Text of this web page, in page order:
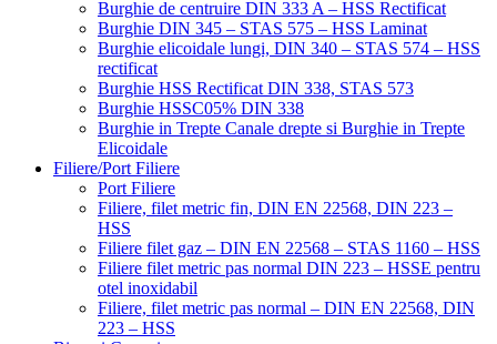
Burghie de centruire DIN 333 A – HSS Rectificat
Burghie DIN 345 – STAS 575 – HSS Laminat
Burghie elicoidale lungi, DIN 340 – STAS 574 – HSS
rectificat
Burghie HSS Rectificat DIN 338, STAS 573
Burghie HSSC05% DIN 338
Burghie in Trepte Canale drepte si Burghie in Trepte
Elicoidale
Filiere/Port Filiere
Port Filiere
Filiere, filet metric fin, DIN EN 22568, DIN 223 –
HSS
Filiere filet gaz – DIN EN 22568 – STAS 1160 – HSS
Filiere filet metric pas normal DIN 223 – HSSE pentru
otel inoxidabil
Filiere, filet metric pas normal – DIN EN 22568, DIN
223 – HSS